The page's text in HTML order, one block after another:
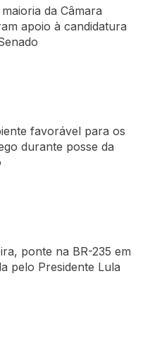
da Câmara
apoio à candidatura
favorável para os
durante posse da
ponte na BR-235 em
pelo Presidente Lula